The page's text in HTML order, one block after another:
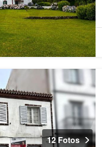
12 Fotos